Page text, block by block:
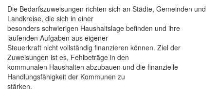
Die Bedarfszuweisungen richten sich an Städte, Gemeinden und
Landkreise, die sich in einer
besonders schwierigen Haushaltslage befinden und ihre
laufenden Aufgaben aus eigener
Steuerkraft nicht vollständig finanzieren können. Ziel der
Zuweisungen ist es, Fehlbeträge in den
kommunalen Haushalten abzubauen und die finanzielle
Handlungsfähigkeit der Kommunen zu
stärken.